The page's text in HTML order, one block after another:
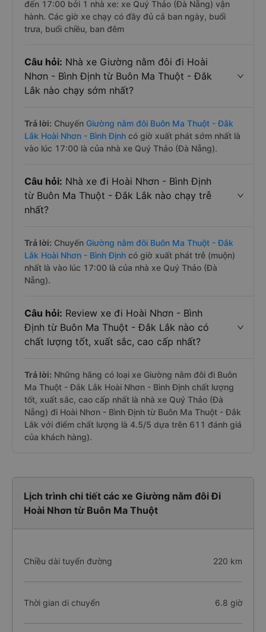
đến 17:00 bởi 1 nhà xe: xe Quý Thảo (Đà Nẵng) vận
hành. Các giờ xe chạy có đầy đủ cả ban ngày, buổi
trưa, buổi chiều, ban đêm
Câu hỏi: Nhà xe Giường nằm đôi đi Hoài
Nhơn - Bình Định từ Buôn Ma Thuột - Đắk
Lắk nào chạy sớm nhất?
Trả lời: Chuyến Giường nằm đôi Buôn Ma Thuột - Đắk
Lắk Hoài Nhơn - Bình Định có giờ xuất phát sớm nhất là
vào lúc 17:00 là của nhà xe Quý Thảo (Đà Nẵng).
Câu hỏi: Nhà xe đi Hoài Nhơn - Bình Định
từ Buôn Ma Thuột - Đắk Lắk nào chạy trễ
nhất?
Trả lời: Chuyến Giường nằm đôi Buôn Ma Thuột - Đắk
Lắk Hoài Nhơn - Bình Định có giờ xuất phát trễ (muộn)
nhất là vào lúc 17:00 là của nhà xe Quý Thảo (Đà
Nẵng).
Câu hỏi: Review xe đi Hoài Nhơn - Bình
Định từ Buôn Ma Thuột - Đắk Lắk nào có
chất lượng tốt, xuất sắc, cao cấp nhất?
Trả lời: Những hãng có loại xe Giường nằm đôi đi Buôn
Ma Thuột - Đắk Lắk Hoài Nhơn - Bình Định chất lượng
tốt, xuất sắc, cao cấp nhất là nhà xe Quý Thảo (Đà
Nẵng) đi Hoài Nhơn - Bình Định từ Buôn Ma Thuột - Đắk
Lắk với điểm chất lượng là 4.5/5 dựa trên 611 đánh giá
của khách hàng).
Lịch trình chi tiết các xe Giường nằm đôi Đi
Hoài Nhơn từ Buôn Ma Thuột
Chiều dài tuyến đường 220 km
Thời gian di chuyển 6.8 giờ